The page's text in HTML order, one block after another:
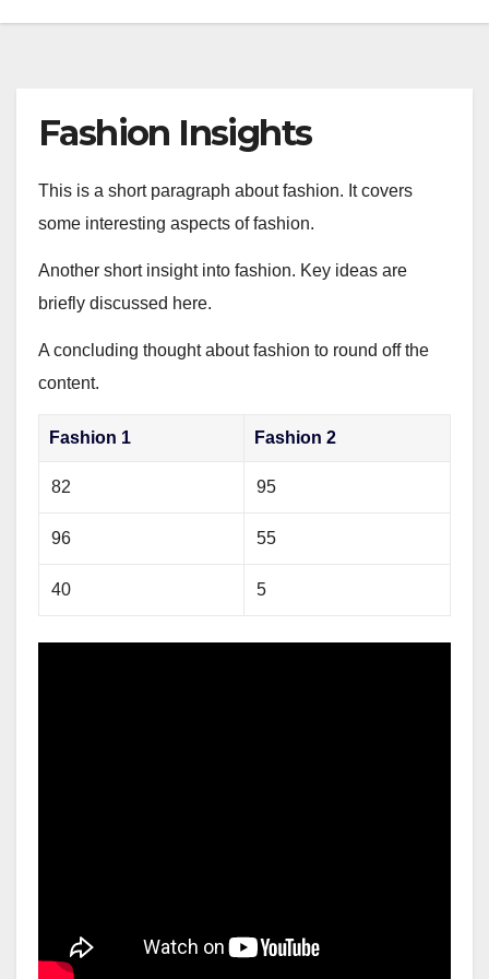
Fashion Insights
This is a short paragraph about fashion. It covers
some interesting aspects of fashion.
Another short insight into fashion. Key ideas are
briefly discussed here.
A concluding thought about fashion to round off the
content.
Fashion 1 Fashion 2
82 95
96 55
40 5